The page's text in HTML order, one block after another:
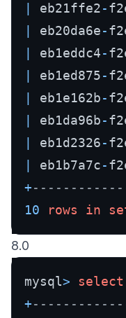
eb21ffe2-
eb20da6e-
eb1eddc4-
eb1ed875-
eb1e162b-
eb1da96b-
eb1d2326-
eb1b7a7c-
+
10
rows in
8.0
mysql> select
+